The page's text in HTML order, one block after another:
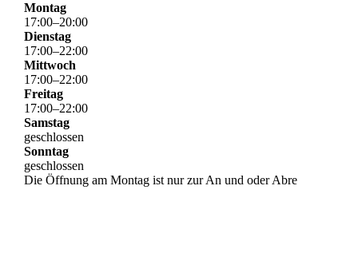
Montag
17:00–20:00
Dienstag
17:00–22:00
Mittwoch
17:00–22:00
Freitag
17:00–22:00
Samstag
geschlossen
Sonntag
geschlossen
Die Öffnung am Montag ist nur zur An und oder Abre